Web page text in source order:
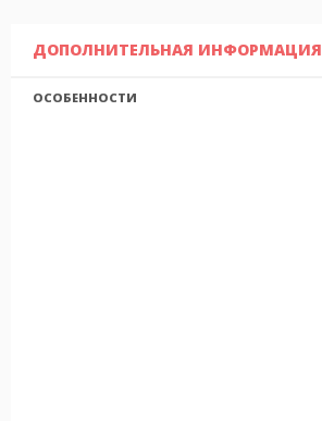
ДОПОЛНИТЕЛЬНАЯ ИНФОРМАЦИЯ
ОСОБЕННОСТИ